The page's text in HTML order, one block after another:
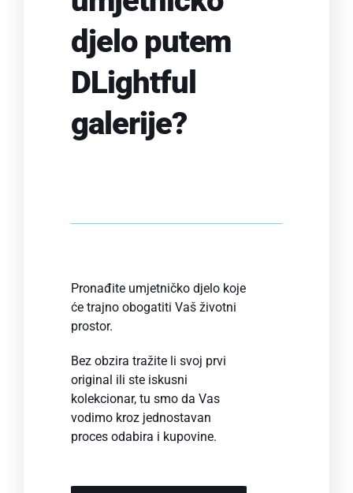
djelo putem
DLightful
galerije?
Pronađite umjetničko djelo koje
će trajno obogatiti Vaš životni
prostor.
Bez obzira tražite li svoj prvi
original ili ste iskusni
kolekcionar, tu smo da Vas
vodimo kroz jednostavan
proces odabira i kupovine.